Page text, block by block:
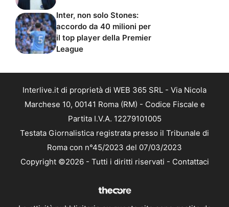
Inter, non solo Stones:
accordo da 40 milioni per
il top player della Premier
League
Interlive.it di proprietà di WEB 365 SRL - Via Nicola
Marchese 10, 00141 Roma (RM) - Codice Fiscale e
Partita I.V.A. 12279101005
Testata Giornalistica registrata presso il Tribunale di
Roma con n°45/2023 del 07/03/2023
Copyright ©2026 - Tutti i diritti riservati - Contattaci